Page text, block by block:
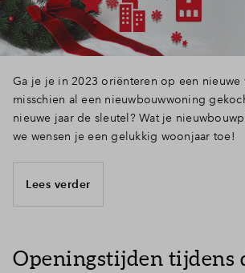
Ga je je in 2023 oriënteren op een
misschien al een nieuwbouwwoning
nieuwe jaar de sleutel? Wat je
we wensen je een gelukkig woonjaar toe!
Lees verder
Openingstijden tijdens